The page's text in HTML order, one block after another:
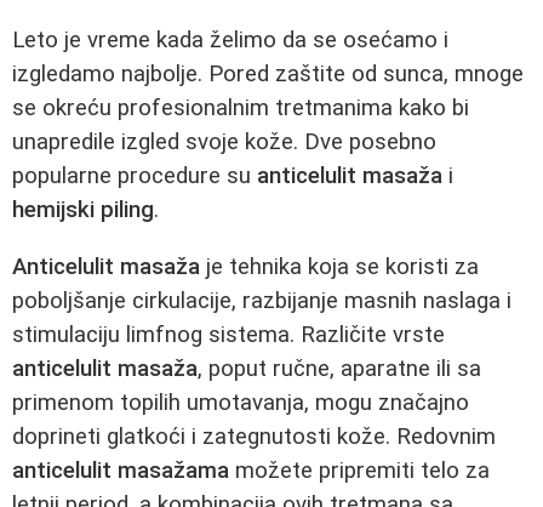
Leto je vreme kada želimo da se osećamo i
izgledamo najbolje. Pored zaštite od sunca, mnoge
se okreću profesionalnim tretmanima kako bi
unapredile izgled svoje kože. Dve posebno
popularne procedure su anticelulit masaža i
hemijski piling.
Anticelulit masaža je tehnika koja se koristi za
poboljšanje cirkulacije, razbijanje masnih naslaga i
stimulaciju limfnog sistema. Različite vrste
anticelulit masaža, poput ručne, aparatne ili sa
primenom topilih umotavanja, mogu značajno
doprineti glatkoći i zategnutosti kože. Redovnim
anticelulit masažama možete pripremiti telo za